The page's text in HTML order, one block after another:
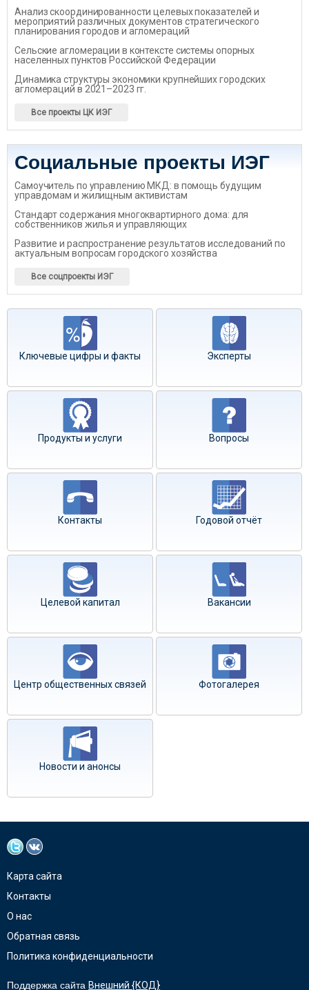
Анализ скоординированности целевых показателей и
мероприятий различных документов стратегического
планирования городов и агломераций
Сельские агломерации в контексте системы опорных
населенных пунктов Российской Федерации
Динамика структуры экономики крупнейших городских
агломераций в 2021–2023 гг.
Все проекты ЦК ИЭГ
Социальные проекты ИЭГ
Самоучитель по управлению МКД: в помощь будущим
управдомам и жилищным активистам
Стандарт содержания многоквартирного дома: для
собственников жилья и управляющих
Развитие и распространение результатов исследований по
актуальным вопросам городского хозяйства
Все соцпроекты ИЭГ
Ключевые цифры и факты Эксперты
Продукты и услуги Вопросы
Контакты Годовой отчёт
Целевой капитал Вакансии
Центр общественных связей Фотогалерея
Новости и анонсы
Карта сайта
Контакты
О нас
Обратная связь
Политика конфиденциальности
Поддержка сайта Внешний {КОД}